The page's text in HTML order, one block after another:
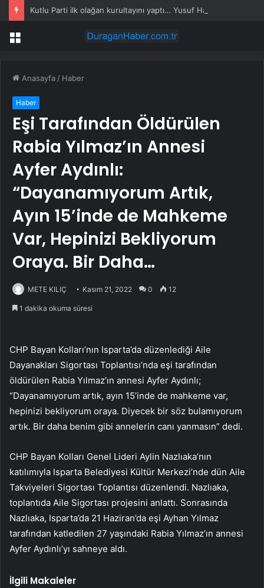
Menü
Anasayfa / Haber
Haber
Eşi Tarafından Öldürülen
Rabia Yılmaz’ın Annesi
Ayfer Aydınlı:
“Dayanamıyorum Artık,
Ayın 15’inde de Mahkeme
Var, Hepinizi Bekliyorum
Oraya. Bir Daha…
METE KILIÇ Kasım 21, 2022 0 12
1 dakika okuma süresi
CHP Bayan Kolları’nın Isparta’da düzenlediği Aile
Dayanakları Sigortası Toplantısı’nda eşi tarafından
öldürülen Rabia Yılmaz’ın annesi Ayfer Aydınlı;
“Dayanamıyorum artık, ayın 15’inde de mahkeme var,
hepinizi bekliyorum oraya. Diyecek bir söz bulamıyorum
artık. Bir daha benim gibi annelerin canı yanmasın” dedi.
CHP Bayan Kolları Genel Lideri Aylin Nazlıaka’nın
katılımıyla Isparta Belediyesi Kültür Merkezi’nde dün Aile
Takviyeleri Sigortası Toplantısı düzenlendi. Nazlıaka,
toplantıda Aile Sigortası projesini anlattı. Sonrasında
Nazlıaka, Isparta’da 21 Haziran’da eşi Ayhan Yılmaz
tarafından katledilen 27 yaşındaki Rabia Yılmaz’ın annesi
Ayfer Aydınlı’yı sahneye aldı.
İlgili Makaleler